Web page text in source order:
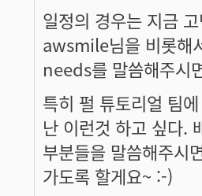
일정의 경우는 지금
awsmile님을 비롯해
needs를 말씀해주시
특히 펄 튜토리얼 팀
난 이런것 하고 싶다.
부분들을 말씀해주시
가도록 할게요~ :-)